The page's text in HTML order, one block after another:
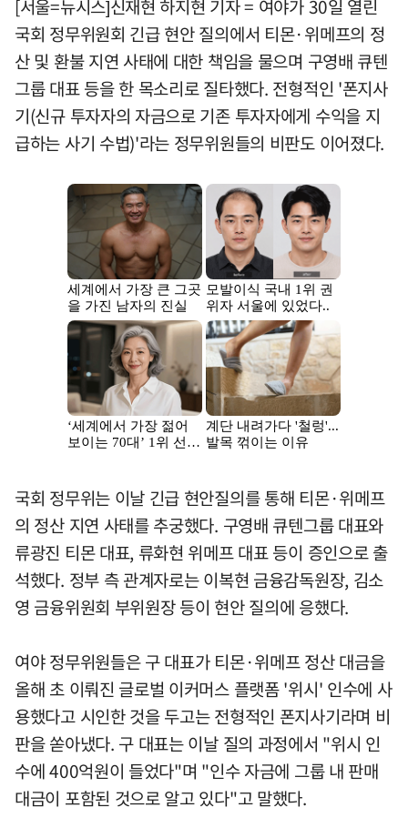
[서울=뉴시스]신재현 하지현 기자 = 여야가 30일 열린
국회 정무위원회 긴급 현안 질의에서 티몬·위메프의 정
산 및 환불 지연 사태에 대한 책임을 물으며 구영배 큐텐
그룹 대표 등을 한 목소리로 질타했다. 전형적인 '폰지사
기(신규 투자자의 자금으로 기존 투자자에게 수익을 지
급하는 사기 수법)'라는 정무위원들의 비판도 이어졌다.
국회 정무위는 이날 긴급 현안질의를 통해 티몬·위메프
의 정산 지연 사태를 추궁했다. 구영배 큐텐그룹 대표와
류광진 티몬 대표, 류화현 위메프 대표 등이 증인으로 출
석했다. 정부 측 관계자로는 이복현 금융감독원장, 김소
영 금융위원회 부위원장 등이 현안 질의에 응했다.
여야 정무위원들은 구 대표가 티몬·위메프 정산 대금을
올해 초 이뤄진 글로벌 이커머스 플랫폼 '위시' 인수에 사
용했다고 시인한 것을 두고는 전형적인 폰지사기라며 비
판을 쏟아냈다. 구 대표는 이날 질의 과정에서 "위시 인
수에 400억원이 들었다"며 "인수 자금에 그룹 내 판매
대금이 포함된 것으로 알고 있다"고 말했다.